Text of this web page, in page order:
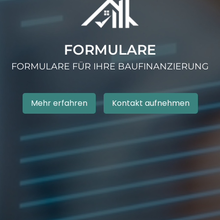
FORMULARE
FORMULARE FÜR IHRE BAUFINANZIERUNG
Mehr erfahren Kontakt aufnehmen